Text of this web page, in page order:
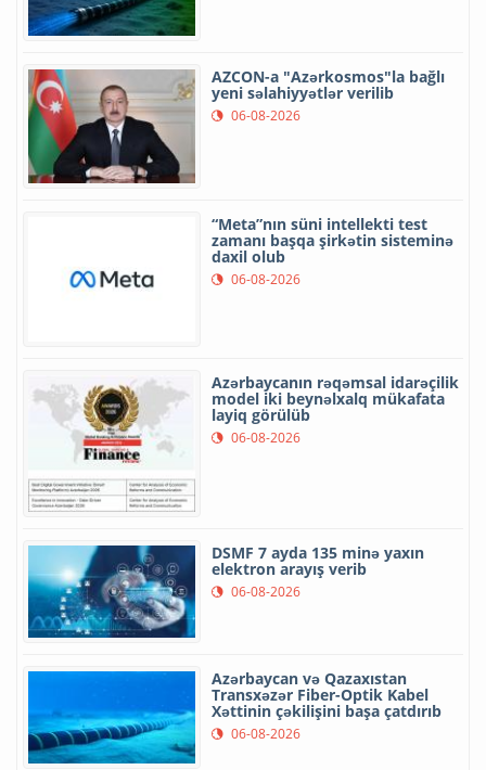
AZCON-a "Azərkosmos"la bağlı
yeni səlahiyyətlər verilib
06-08-2026
“Meta”nın süni intellekti test
zamanı başqa şirkətin sisteminə
daxil olub
06-08-2026
Azərbaycanın rəqəmsal idarəçilik
model iki beynəlxalq mükafata
layiq görülüb
06-08-2026
DSMF 7 ayda 135 minə yaxın
elektron arayış verib
06-08-2026
Azərbaycan və Qazaxıstan
Transxəzər Fiber-Optik Kabel
Xəttinin çəkilişini başa çatdırıb
06-08-2026